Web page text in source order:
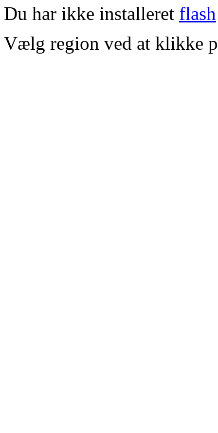
Du har ikke installeret flash
Vælg region ved at klikke